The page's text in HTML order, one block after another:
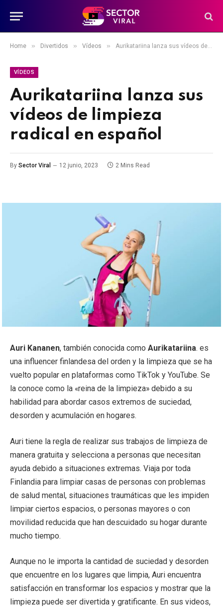
Home » Divertidos » Vídeos » Aurikatariina lanza sus vídeos de limpieza radical en español
VÍDEOS
Aurikatariina lanza sus
vídeos de limpieza
radical en español
By Sector Viral 12 junio, 2023 2 Mins Read
Auri Kananen, también conocida como Aurikatariina. es
una influencer finlandesa del orden y la limpieza que se ha
vuelto popular en plataformas como TikTok y YouTube. Se
la conoce como la «reina de la limpieza» debido a su
habilidad para abordar casos extremos de suciedad,
desorden y acumulación en hogares.
Auri tiene la regla de realizar sus trabajos de limpieza de
manera gratuita y selecciona a personas que necesitan
ayuda debido a situaciones extremas. Viaja por toda
Finlandia para limpiar casas de personas con problemas
de salud mental, situaciones traumáticas que les impiden
limpiar ciertos espacios, o personas mayores o con
movilidad reducida que han descuidado su hogar durante
mucho tiempo.
Aunque no le importa la cantidad de suciedad y desorden
que encuentre en los lugares que limpia, Auri encuentra
satisfacción en transformar los espacios y mostrar que la
limpieza puede ser divertida y gratificante. En sus videos,